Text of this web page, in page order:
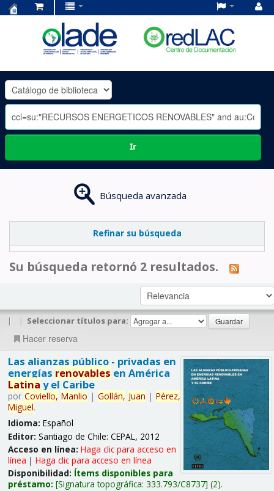
OLADE
-
Ir
Búsqueda avanzada
Refinar su búsqueda
Su búsqueda retornó 2 resultados.
| | Seleccionar títulos para:
Hacer reserva
Las alianzas público - privadas en
energías renovables en América
Latina y el Caribe
por Coviello, Manlio | Gollán, Juan | Pérez,
Miguel.
Idioma: Español
Editor: Santiago de Chile: CEPAL, 2012
Acceso en línea: Haga clic para acceso en
línea | Haga clic para acceso en línea
Disponibilidad: Ítems disponibles para
préstamo: Signatura topográfica: 333.793/C8737 (2).